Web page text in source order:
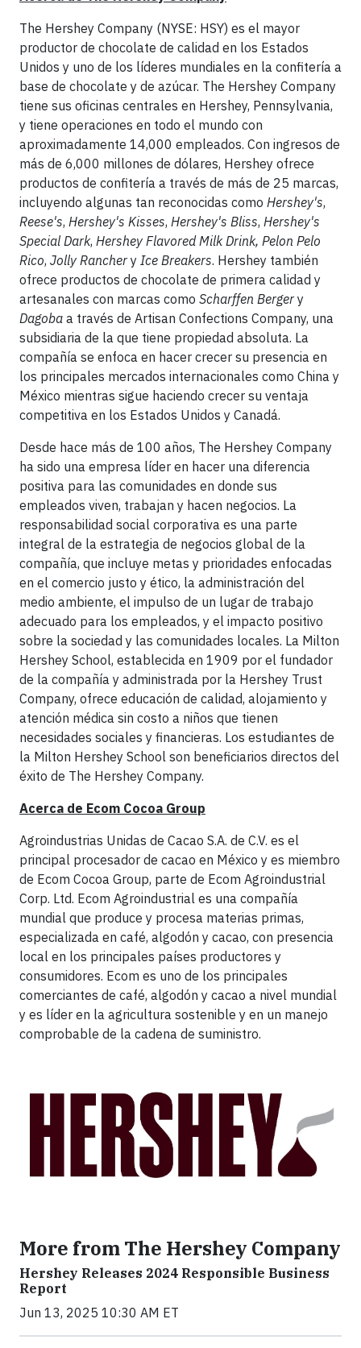
The Hershey Company (NYSE: HSY) es el mayor
productor de chocolate de calidad en los Estados
Unidos y uno de los líderes mundiales en la confitería a
base de chocolate y de azúcar. The Hershey Company
tiene sus oficinas centrales en Hershey, Pennsylvania,
y tiene operaciones en todo el mundo con
aproximadamente 14,000 empleados. Con ingresos de
más de 6,000 millones de dólares, Hershey ofrece
productos de confitería a través de más de 25 marcas,
incluyendo algunas tan reconocidas como Hershey's,
Reese's, Hershey's Kisses, Hershey's Bliss, Hershey's
Special Dark, Hershey Flavored Milk Drink, Pelon Pelo
Rico, Jolly Rancher y Ice Breakers. Hershey también
ofrece productos de chocolate de primera calidad y
artesanales con marcas como Scharffen Berger y
Dagoba a través de Artisan Confections Company, una
subsidiaria de la que tiene propiedad absoluta. La
compañía se enfoca en hacer crecer su presencia en
los principales mercados internacionales como China y
México mientras sigue haciendo crecer su ventaja
competitiva en los Estados Unidos y Canadá.
Desde hace más de 100 años, The Hershey Company
ha sido una empresa líder en hacer una diferencia
positiva para las comunidades en donde sus
empleados viven, trabajan y hacen negocios. La
responsabilidad social corporativa es una parte
integral de la estrategia de negocios global de la
compañía, que incluye metas y prioridades enfocadas
en el comercio justo y ético, la administración del
medio ambiente, el impulso de un lugar de trabajo
adecuado para los empleados, y el impacto positivo
sobre la sociedad y las comunidades locales. La Milton
Hershey School, establecida en 1909 por el fundador
de la compañía y administrada por la Hershey Trust
Company, ofrece educación de calidad, alojamiento y
atención médica sin costo a niños que tienen
necesidades sociales y financieras. Los estudiantes de
la Milton Hershey School son beneficiarios directos del
éxito de The Hershey Company.
Acerca de Ecom Cocoa Group
Agroindustrias Unidas de Cacao S.A. de C.V. es el
principal procesador de cacao en México y es miembro
de Ecom Cocoa Group, parte de Ecom Agroindustrial
Corp. Ltd. Ecom Agroindustrial es una compañía
mundial que produce y procesa materias primas,
especializada en café, algodón y cacao, con presencia
local en los principales países productores y
consumidores. Ecom es uno de los principales
comerciantes de café, algodón y cacao a nivel mundial
y es líder en la agricultura sostenible y en un manejo
comprobable de la cadena de suministro.
More from The Hershey Company
Hershey Releases 2024 Responsible Business
Report
Jun 13, 2025 10:30 AM ET